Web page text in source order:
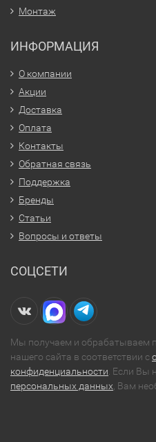
Монтаж
ИНФОРМАЦИЯ
О компании
Акции
Доставка
Оплата
Контакты
Обратная связь
Поддержка
Бренды
Статьи
Вопросы и ответы
СОЦСЕТИ
Мы получаем и обрабатываем
нашего сайта в соответствии с
конфиденциальности . Если Вы
персональных данных , Вам